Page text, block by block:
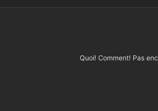
Quoi! Comment! Pas